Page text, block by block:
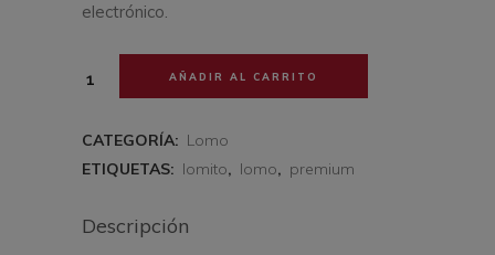
electrónico.
Lomito
Premium
AÑADIR AL CARRITO
CATEGORÍA: Lomo
ETIQUETAS: lomito, lomo, premium
Descripción